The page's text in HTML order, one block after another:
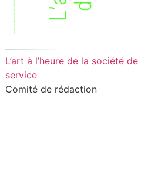
L’art à l’heure de la société de
service
Comité de rédaction